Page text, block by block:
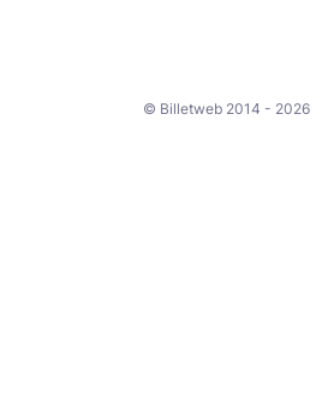
© Billetweb 2014 - 2026